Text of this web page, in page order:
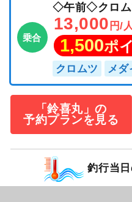
乗合
◇午前◇クロム
13,000 円/人
1,500ポ
クロムツ メダ
「鈴喜丸」の
予約プランを見る
釣行当